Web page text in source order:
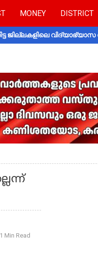
MONEY DISTRICT
വിദ്യാഭ്യാസ
1 Min Read